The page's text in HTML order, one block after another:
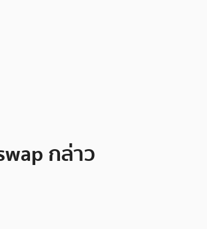
กล่าว